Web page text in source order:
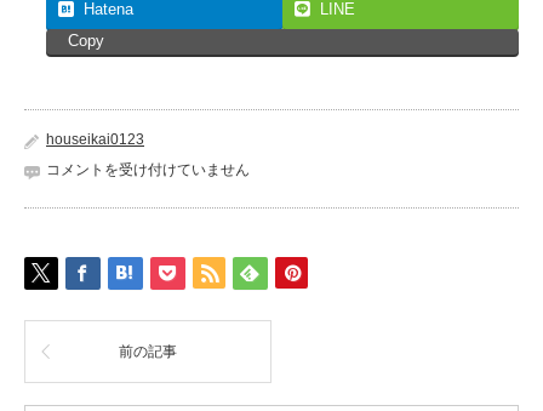
Hatena
LINE
Copy
houseikai0123
コメントを受け付けていません
前の記事